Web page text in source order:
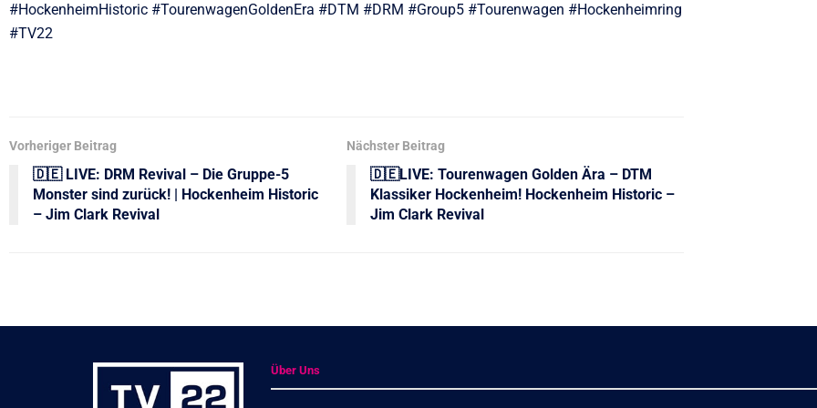
#HockenheimHistoric #TourenwagenGoldenEra #DTM #DRM #Group5 #Tourenwagen #Hockenheimring
#TV22
Vorheriger Beitrag
🇩🇪 LIVE: DRM Revival – Die Gruppe-5
Monster sind zurück! | Hockenheim Historic
– Jim Clark Revival
Nächster Beitrag
🇩🇪LIVE: Tourenwagen Golden Ära – DTM
Klassiker Hockenheim! Hockenheim Historic –
Jim Clark Revival
Über Uns